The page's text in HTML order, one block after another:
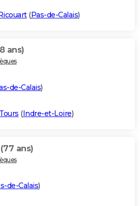
(Pas-de-Calais)
ans)
de-Calais)
(Indre-et-Loire)
(77 ans)
de-Calais)